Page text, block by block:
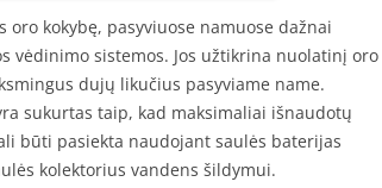
kokybę, pasyviuose namuose dažnai
vėdinimo sistemos. Jos užtikrina nuolatinį oro
dujų likučius pasyviame name.
sukurtas taip, kad maksimaliai išnaudotų
būti pasiekta naudojant saulės baterijas
kolektorius vandens šildymui.